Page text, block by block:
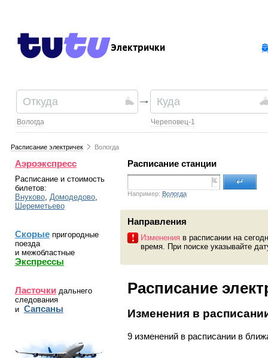
Электрички
Вологда Череповец-1
Расписание электричек Вологда
Аэроэкспресс
Расписание и стоимость
билетов:
Внуково, Домодедово,
Шереметьево
Скорые пригородные
поезда
и межобластные
Экспрессы
Ласточкидальнего
следования
и Сапсаны
Расписание станции
Например: Вологда
↵
Направления
Измененияв расписании на
время. При поиске указывайте
Расписание
Изменения в
9 изменений в расписании в